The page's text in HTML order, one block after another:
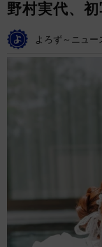
野村実代、
よろず～ニュー